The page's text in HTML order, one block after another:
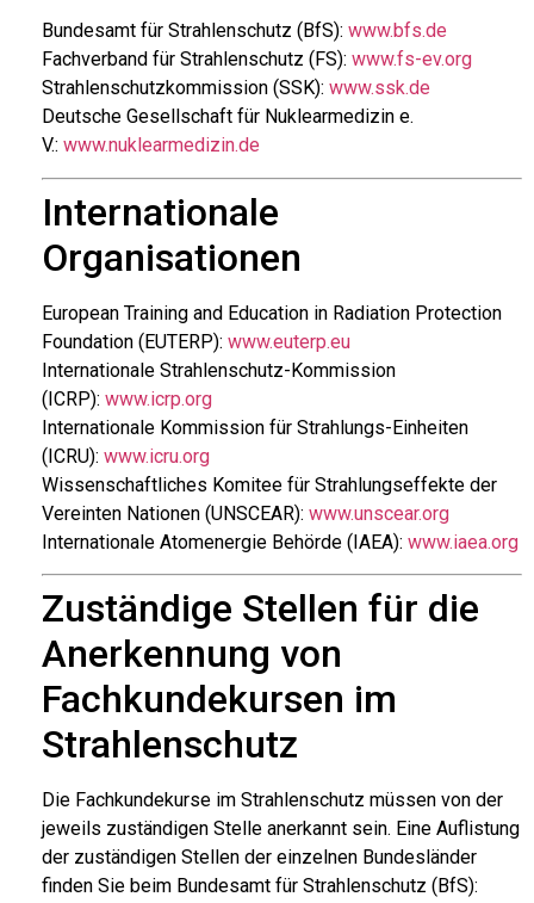
Bundesamt für Strahlenschutz (BfS): www.bfs.de
Fachverband für Strahlenschutz (FS): www.fs-ev.org
Strahlenschutzkommission (SSK): www.ssk.de
Deutsche Gesellschaft für Nuklearmedizin e.
V.: www.nuklearmedizin.de
Internationale
Organisationen
European Training and Education in Radiation Protection
Foundation (EUTERP): www.euterp.eu
Internationale Strahlenschutz-Kommission
(ICRP): www.icrp.org
Internationale Kommission für Strahlungs-Einheiten
(ICRU): www.icru.org
Wissenschaftliches Komitee für Strahlungseffekte der
Vereinten Nationen (UNSCEAR): www.unscear.org
Internationale Atomenergie Behörde (IAEA): www.iaea.org
Zuständige Stellen für die
Anerkennung von
Fachkundekursen im
Strahlenschutz
Die Fachkundekurse im Strahlenschutz müssen von der
jeweils zuständigen Stelle anerkannt sein. Eine Auflistung
der zuständigen Stellen der einzelnen Bundesländer
finden Sie beim Bundesamt für Strahlenschutz (BfS):